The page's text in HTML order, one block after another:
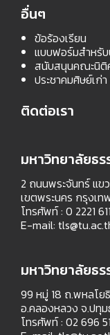
อื่นๆ
ข้อร้องเรียน
แบบฟอร์มสำหรั
สนับสนุนคณะนิติ
ประชาคมศิษย์เ
ติดต่อเรา
มหาวิทยาลัยธ
2 ถนนพระจันทร์ แข
เขตพระนคร กรุงเท
โทรศัพท์ : 0 2221
E-mail:
มหาวิทยาลัยธ
99 หมู่ 18 ถ.พหลโย
อ.คลองหลวง จ.ปทุม
โทรศัพท์ : 02 696